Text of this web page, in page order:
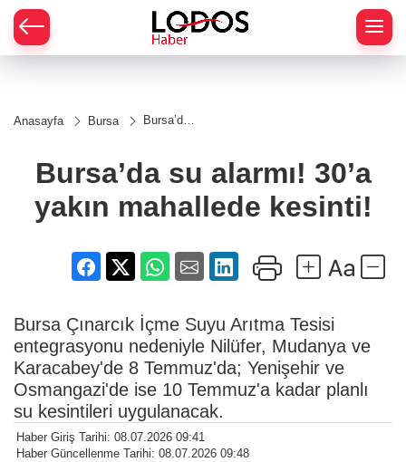
Anasayfa Bursa
Bursa’da
mahallede
Bursa’da su alarmı! 30’a
yakın mahallede kesinti!
Bursa Çınarcık İçme Suyu Arıtma Tesisi
entegrasyonu nedeniyle Nilüfer, Mudanya ve
Karacabey'de 8 Temmuz'da; Yenişehir ve
Osmangazi'de ise 10 Temmuz'a kadar planlı
su kesintileri uygulanacak.
Haber Giriş Tarihi: 08.07.2026 09:41
Haber Güncellenme Tarihi: 08.07.2026 09:48